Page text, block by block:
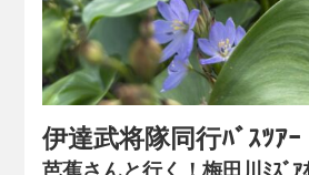
伊達武将隊同行ﾊﾞｽﾂｱｰ